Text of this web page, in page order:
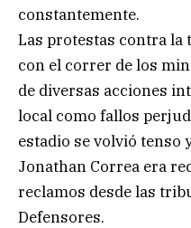
constantemente.
Las protestas contra
con el correr de los
de diversas acciones
local como fallos
estadio se volvió tenso
Jonathan Correa era
reclamos desde las
Defensores.